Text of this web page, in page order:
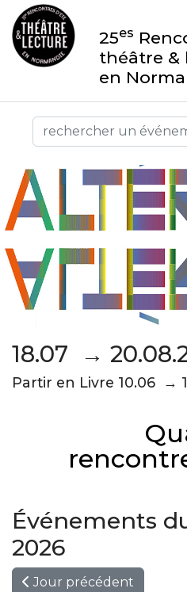
25es
théâtre &
en
18.07 →
Partir en Livre 10.06 →
Événements
2026
Jour précédent